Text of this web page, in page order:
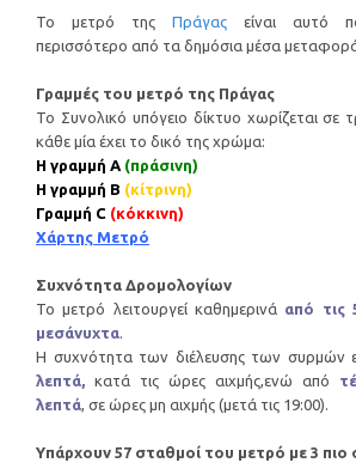
Το μετρό της Πράγας είναι αυτό
περισσότερο από τα δημόσια μέσα
Γραμμές του μετρό της Πράγας
Το Συνολικό υπόγειο δίκτυο χωρίζεται σε
κάθε μία έχει το δικό της χρώμα:
Η γραμμή Α (πράσινη)
Η γραμμή Β (κίτρινη)
Γραμμή C (κόκκινη)
Χάρτης Μετρό
Συχνότητα Δρομολογίων
Το μετρό λειτουργεί καθημερινά από τις
μεσάνυχτα.
Η συχνότητα των διέλευσης των συρμών
λεπτά, κατά τις ώρες αιχμής,ενώ από
λεπτά, σε ώρες μη αιχμής (μετά τις 19:00).
Υπάρχουν 57 σταθμοί του μετρό με 3 πιο